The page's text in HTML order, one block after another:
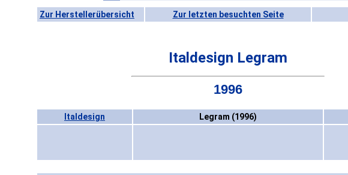
Zur Herstellerübersicht Zur letzten besuchten Seite
Italdesign Legram
1996
Italdesign Legram (1996)